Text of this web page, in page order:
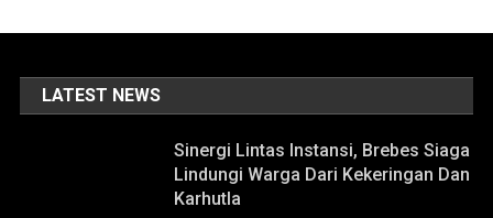
LATEST NEWS
Sinergi Lintas Instansi, Brebes Siaga
Lindungi Warga Dari Kekeringan Dan
Karhutla